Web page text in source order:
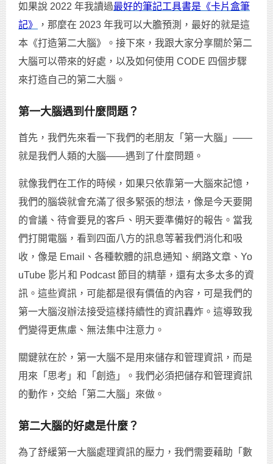
如果說 2022 年我讀過最好的筆記工具書是《卡片盒筆
記》
，那麼在 2023 年我可以大膽預測，最好的就是這
本《打造第二大腦》。接下來，我跟大家分享關於第二
大腦可以帶來的好處，以及如何使用 CODE 四個步驟
來打造自己的第二大腦。
第一大腦遇到什麼問題？
首先，我們先來看一下我們的老朋友「第一大腦」——
就是我們人類的大腦——遇到了什麼問題。
就像我們在工作的時候，如果只依靠第一大腦來記憶，
我們的腦袋就會充滿了很多緊張的想法，像是今天要開
的會議、待會要見的客戶、明天要準備好的報告。當我
們打開電腦，看到四面八方的訊息等著我們消化和吸
收，像是 Email、各種軟體的訊息通知、網路文章、Yo
uTube 影片和 Podcast 節目的精華，還有太多太多的資
訊。這些資訊，可能都是很有價值的內容，可是我們的
第一大腦沒辦法接受這樣持續性的資訊轟炸。這導致我
們變得更焦慮、無法集中注意力。
關鍵就在於，第一大腦不是用來儲存和管理資訊，而是
用來「思考」和「創造」。我們必須把儲存和管理資訊
的動作，交給「第二大腦」來做。
第二大腦的好處是什麼？
為了舒緩第一大腦處理資訊的壓力，我們需要藉助「數